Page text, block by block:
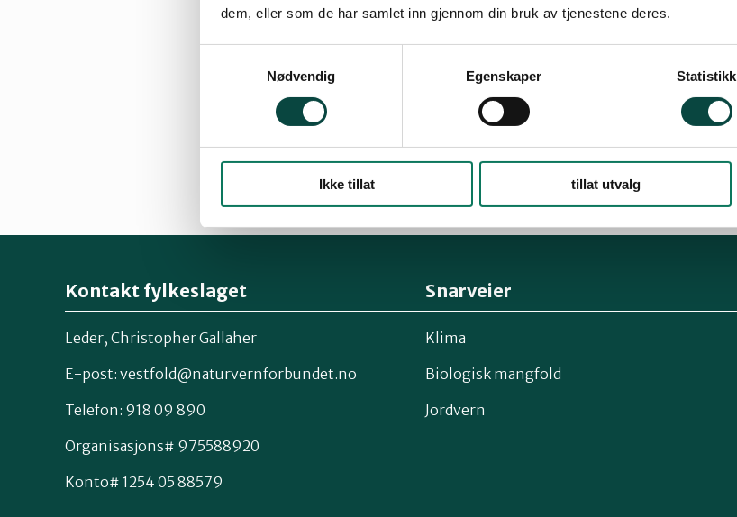
dem, eller som de har samlet inn gjennom din bruk av tjenestene deres.
Nødvendig
Egenskaper Statistikk
Ikke tillat tillat utvalg
Petter Jørgen Omtvedt, styremedlem (ikke på valg)
Stine Paulsrud Haugen, styremedlem (ikke på valg)
Ragnhild Trosby, styremedlem (ikke på valg)
Øyvind Wistrøm (2 år)
Liv Marit Meyer Petersen (2 år)
Solvår Nesbakken (2 år)
Kontakt fylkeslaget
Leder, Christopher Gallaher
E-post: vestfold@naturvernforbundet.no
Telefon: 918 09 890
Organisasjons# 975588920
Konto# 1254 05 88579
Snarveier
Klima
Biologisk mangfold
Jordvern